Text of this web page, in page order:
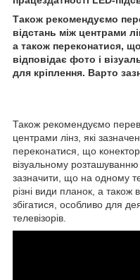
Також рекомендуємо
відстань між центрами
а також переконатися,
відповідає фото і
для кріплення. Варто
Також рекомендуємо
центрами лінз, які
переконатися, що
візуальному
зазначити, що на одному
різні види планок, а також
збігатися, особливо для
телевізорів.